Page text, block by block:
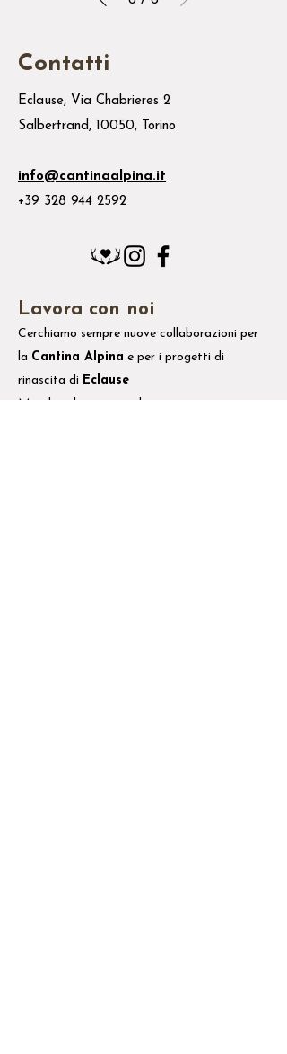
Contatti
Eclause, Via Chabrieres 2
Salbertrand, 10050, Torino
info@cantinaalpina.it
+39 328 944 2592
Lavora con noi
Cerchiamo sempre nuove collaborazioni per
la Cantina Alpina e per i progetti di
rinascita di Eclause
Mandaci il tuo
curriculum